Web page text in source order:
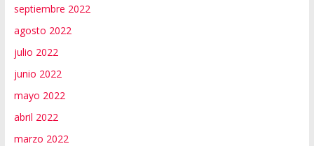
septiembre 2022
agosto 2022
julio 2022
junio 2022
mayo 2022
abril 2022
marzo 2022